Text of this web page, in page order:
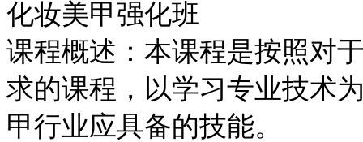
化妆美甲强化班
课程概述：本课程是按照对
求的课程，以学习专业技术
甲行业应具备的技能。